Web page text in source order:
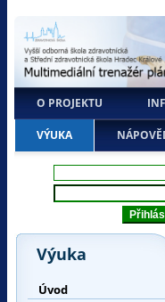
O PROJEKTU
VÝUKA
Výuka
Úvod